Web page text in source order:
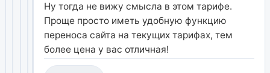
Ну тогда не вижу смысла в этом тарифе.
Проще просто иметь удобную функцию
переноса сайта на текущих тарифах, тем
более цена у вас отличная!